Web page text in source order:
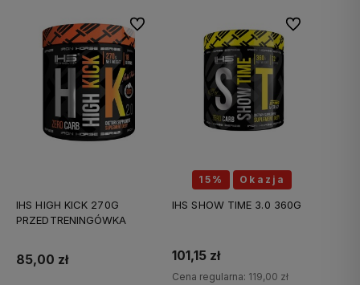
IHS HIGH KICK 270G
PRZEDTRENINGÓWKA
85,00 zł
Do ulubionych
15% Okazja
IHS SHOW TIME 3.0 360G
101,15 zł
Cena regularna: 119,00 zł
Do ulubionych